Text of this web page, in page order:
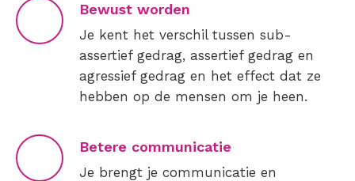
Bewust worden
Je kent het verschil tussen sub-
assertief gedrag, assertief gedrag en
agressief gedrag en het effect dat ze
hebben op de mensen om je heen.
Betere communicatie
Je brengt je communicatie en